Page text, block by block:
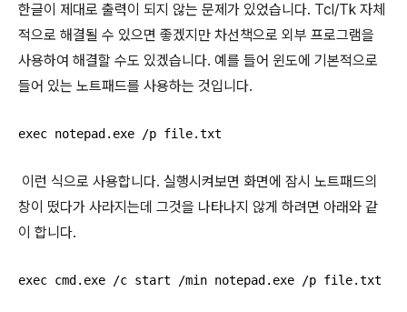
한글이 제대로 출력이 되지 않는 문제가 있었습니다. Tcl/Tk 자체
적으로 해결될 수 있으면 좋겠지만 차선책으로 외부 프로그램을
사용하여 해결할 수도 있겠습니다. 예를 들어 윈도에 기본적으로
들어 있는 노트패드를 사용하는 것입니다.
exec notepad.exe /p file.txt
이런 식으로 사용합니다. 실행시켜보면 화면에 잠시 노트패드의
창이 떴다가 사라지는데 그것을 나타나지 않게 하려면 아래와 같
이 합니다.
exec cmd.exe /c start /min notepad.exe /p file.txt